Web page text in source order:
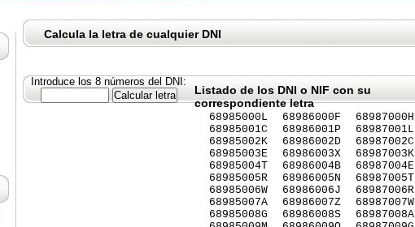
Calcula la letra de cualquier DNI
Introduce los 8 números del DNI:
Listado de los DNI o NIF con su
correspondiente letra
68985000L
68985001C
68985002K
68985003E
68985004T
68985005R
68985006W
68985007A
68985008G
68986000F
68986001P
68986002D
68986003X
68986004B
68986005N
68986006J
68986007Z
68986008S
68987000H
68987001L
68987002C
68987003K
68987004E
68987005T
68987006R
68987007W
68987008A